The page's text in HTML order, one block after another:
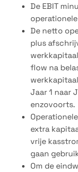
De EBIT
De netto
plus
flow na
Jaar 1 naar
enzovoorts.
extra
vrije
gaan
Om de